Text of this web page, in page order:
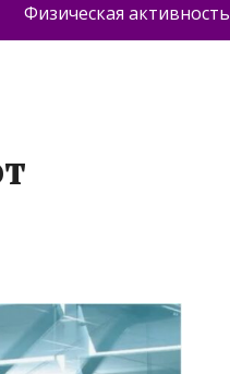
Физическая активность